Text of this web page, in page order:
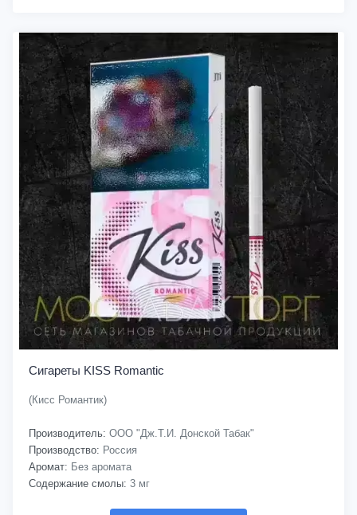
Сигареты KISS Romantic
(Кисс Романтик)
Производитель: ООО "Дж.Т.И. Донской Табак"
Производство: Россия
Аромат: Без аромата
Содержание смолы: 3 мг